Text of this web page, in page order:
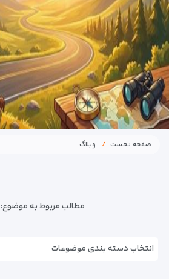
صفحه نخست وبلاگ
مطالب مربوط به موضوع:
انتخاب دسته بندی موضوعات